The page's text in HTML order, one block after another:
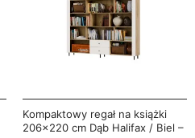
Kompaktowy regał na książki
206x220 cm Dąb Halifax / Biel –